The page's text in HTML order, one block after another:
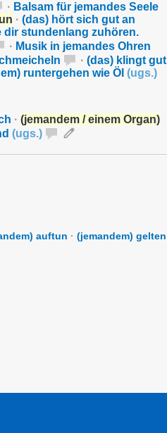
· Balsam für jemandes Seele
· (das) hört sich gut an
dir stundenlang zuhören.
· Musik in jemandes Ohren
· (das) klingt gut
runtergehen wie Öl (ugs.)
· (jemandem / einem Organ)
(ugs.)
auftun · (jemandem) gelten